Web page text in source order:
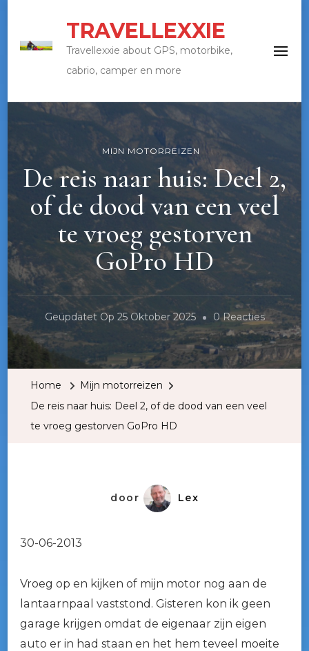
TRAVELLEXXIE
Travellexxie about GPS, motorbike,
cabrio, camper en more
MIJN MOTORREIZEN
De reis naar huis: Deel 2,
of de dood van een veel
te vroeg gestorven
GoPro HD
Geüpdatet Op 25 Oktober 2025 0 ReactiesOp
De
Reis
GoPro
Home
Mijn motorreizen
De reis naar huis: Deel 2, of de dood van een veel
te vroeg gestorven GoPro HD
door Lex
30-06-2013
Vroeg op en kijken of mijn motor nog aan de
lantaarnpaal vaststond. Gisteren kon ik geen
garage krijgen omdat de eigenaar zijn eigen
auto er in had staan en het hem teveel moeite